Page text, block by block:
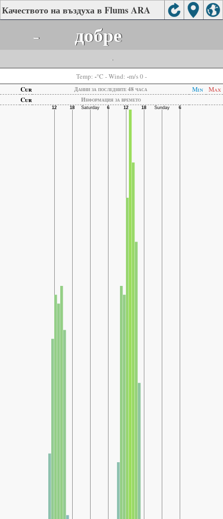
Качеството на въздуха в Flums ARA
- добре
-
Temp: -°C - Wind: -m/s 0 -
Cur
Данни за последните 48 часа Min
Max
Cur
Информация за времето